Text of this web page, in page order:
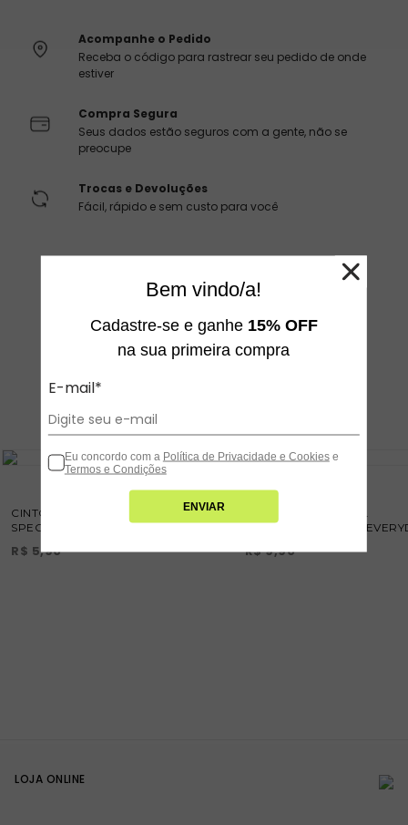
Tamanho
0.00 x 0.00 x 0.00 cm
100% Poliéster
Acompanhe o Pedido
Receba o código para rastrear seu pedido de onde
estiver
Compra Segura
Seus dados estão seguros com a gente, não se
preocupe
Trocas e Devoluções
Fácil, rápido e sem custo para você
CINTO CORINO TEXTURIZADO
SPECIAL PRICE - M
R$ 5,90
ARGOLAS DE METAL
ENTRELAÇADAS MY
R$ 9,90
LOJA ONLINE
Bem vindo/a!
Cadastre-se e ganhe 15% OFF
na sua primeira compra
E-mail*
Eu concordo com a Política de Privacidade e Cookiese
Termos e Condições
ENVIAR